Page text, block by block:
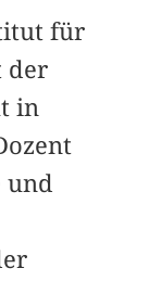
für
der
in
und